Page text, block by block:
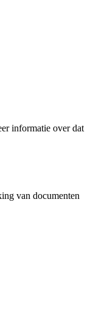
informatie over dat
van documenten